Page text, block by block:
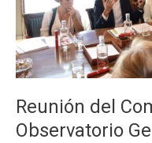
Reunión del
Observatorio